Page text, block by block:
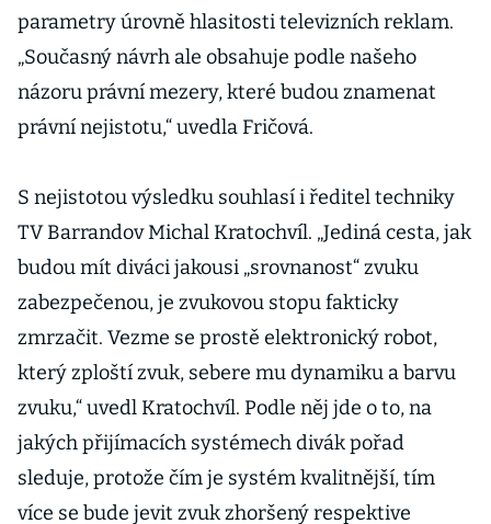
parametry úrovně hlasitosti televizních reklam.
„Současný návrh ale obsahuje podle našeho
názoru právní mezery, které budou znamenat
právní nejistotu,“ uvedla Fričová.
S nejistotou výsledku souhlasí i ředitel techniky
TV Barrandov Michal Kratochvíl. „Jediná cesta, jak
budou mít diváci jakousi „srovnanost“ zvuku
zabezpečenou, je zvukovou stopu fakticky
zmrzačit. Vezme se prostě elektronický robot,
který zploští zvuk, sebere mu dynamiku a barvu
zvuku,“ uvedl Kratochvíl. Podle něj jde o to, na
jakých přijímacích systémech divák pořad
sleduje, protože čím je systém kvalitnější, tím
více se bude jevit zvuk zhoršený respektive